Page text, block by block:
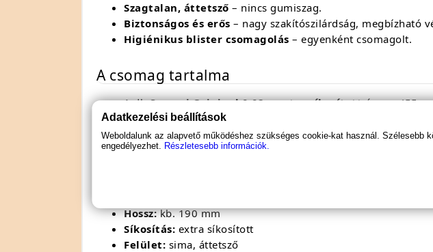
Szagtalan, áttetsző – nincs gumiszag.
Biztonságos és erős – nagy szakítószilárdság, megbízható
Higiénikus blister csomagolás – egyenként csomagolt.
A csomag tartalma
1 dbSagami Original 0.02 – extra síkosítottóvszer (55
Terméktulajdonságok
Hossz:kb. 190 mm
Síkosítás: extra síkosított
Felület: sima, áttetsző
Adatkezelési beállítások
Weboldalunk az alapvető működéshez szükséges cookie-kat használ.
engedélyezhet. Részletesebb információk.